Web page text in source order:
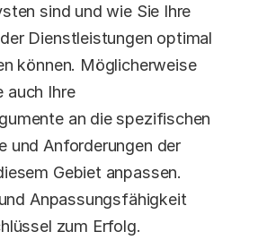
sind und wie Sie Ihre
Dienstleistungen optimal
können. Möglicherweise
auch Ihre
an die spezifischen
und Anforderungen der
Gebiet anpassen.
Anpassungsfähigkeit
zum Erfolg.